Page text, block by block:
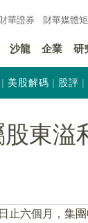
財華證券 財華媒體
沙龍 企業 研
美股解碼 股評
東溢
止六個月，集